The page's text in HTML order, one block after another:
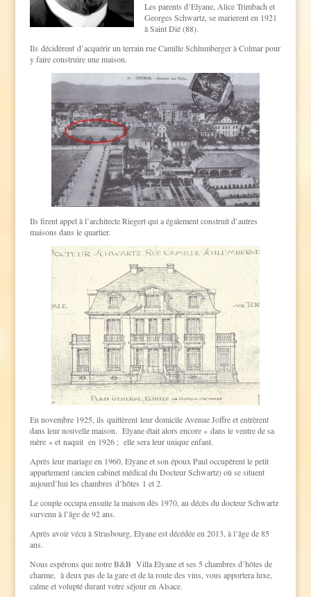
Les parents d’Elyane, Alice Trimbach et
Georges Schwartz, se marierent en 1921
à Saint Dié (88).
Ils décidèrent d’acquérir un terrain rue Camille Schlumberger à Colmar pour
y faire construire une maison.
Ils firent appel à l’architecte Riegert qui a également construit d’autres
maisons dans le quartier.
En novembre 1925, ils quittèrent leur domicile Avenue Joffre et entrèrent
dans leur nouvelle maison. Elyane était alors encore « dans le ventre de sa
mère » et naquit en 1926 ; elle sera leur unique enfant.
Après leur mariage en 1960, Elyane et son époux Paul occupèrent le petit
appartement (ancien cabinet médical du Docteur Schwartz) où se situent
aujourd’hui les chambres d’hôtes 1 et 2.
Le couple occupa ensuite la maison dès 1970, au décès du docteur Schwartz
survenu à l’âge de 92 ans.
Après avoir vécu à Strasbourg, Elyane est décédée en 2013, à l’âge de 85
ans.
Nous espérons que notre B&B Villa Elyane et ses 5 chambres d’hôtes de
charme, à deux pas de la gare et de la route des vins, vous apportera luxe,
calme et volupté durant votre séjour en Alsace.